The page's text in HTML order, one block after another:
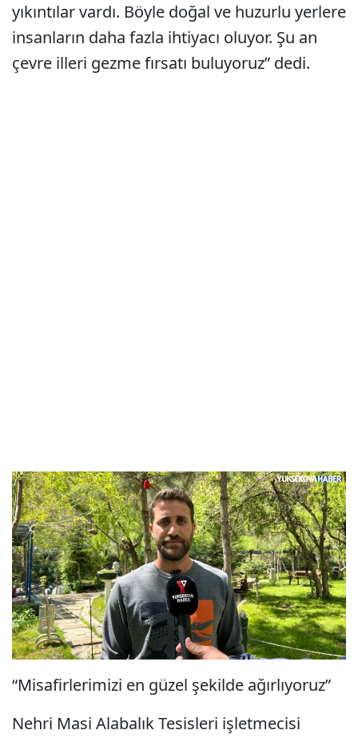
yıkıntılar vardı. Böyle doğal ve huzurlu yerlere
insanların daha fazla ihtiyacı oluyor. Şu an
çevre illeri gezme fırsatı buluyoruz” dedi.
“Misafirlerimizi en güzel şekilde ağırlıyoruz”
Nehri Masi Alabalık Tesisleri işletmecisi